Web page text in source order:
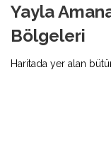
Yayla
Bölgeleri
Haritada yer alan